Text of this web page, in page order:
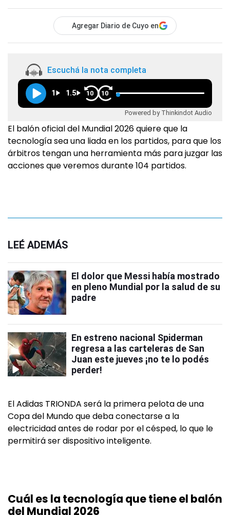
Agregar Diario de Cuyo en
Escuchá la nota completa
1 1.5 10 10
Powered by Thinkindot Audio
El balón oficial del Mundial 2026 quiere que la
tecnología sea una liada en los partidos, para que los
árbitros tengan una herramienta más para juzgar las
acciones que veremos durante 104 partidos.
LEÉ ADEMÁS
El dolor que Messi había mostrado
en pleno Mundial por la salud de su
padre
En estreno nacional Spiderman
regresa a las carteleras de San
Juan este jueves ¡no te lo podés
perder!
El Adidas TRIONDA será la primera pelota de una
Copa del Mundo que deba conectarse a la
electricidad antes de rodar por el césped, lo que le
permitirá ser dispositivo inteligente.
Cuál es la tecnología que tiene el balón
del Mundial 2026